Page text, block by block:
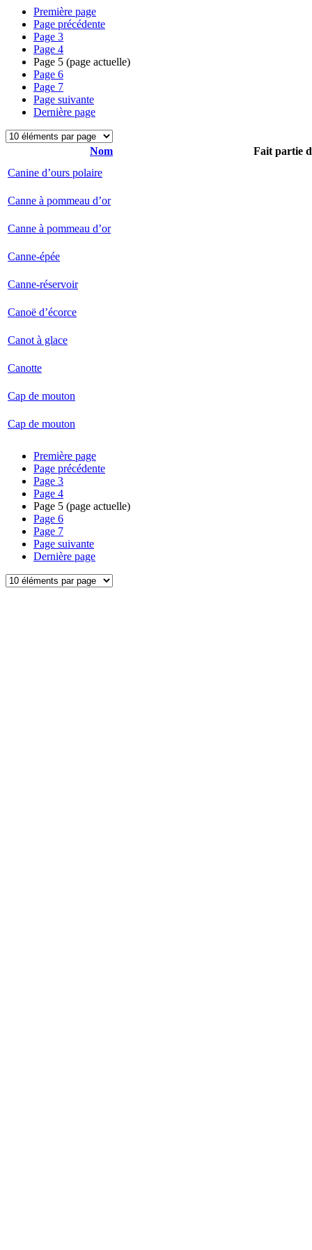
Première page
Page précédente
Page 3
Page 4
Page 5 (page actuelle)
Page 6
Page 7
Page suivante
Dernière page
Nom
Fait partie
Canine d’ours polaire
Canne à pommeau d’or
Canne à pommeau d’or
Canne-épée
Canne-réservoir
Canoë d’écorce
Canot à glace
Canotte
Cap de mouton
Cap de mouton
Première page
Page précédente
Page 3
Page 4
Page 5 (page actuelle)
Page 6
Page 7
Page suivante
Dernière page